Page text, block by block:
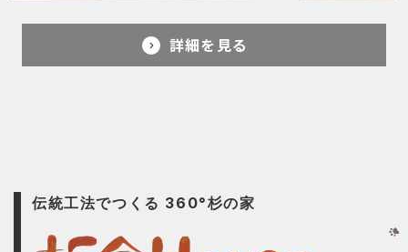
詳細を見る
伝統工法でつくる 360°杉の家